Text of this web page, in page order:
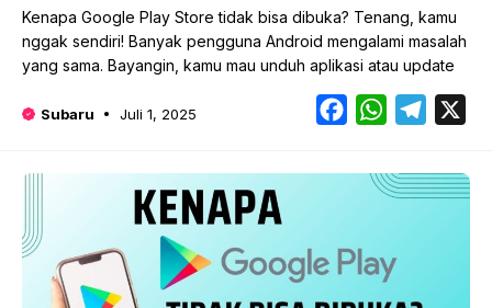
Kenapa Google Play Store tidak bisa dibuka? Tenang, kamu
nggak sendiri! Banyak pengguna Android mengalami masalah
yang sama. Bayangin, kamu mau unduh aplikasi atau update
Subaru Juli 1, 2025 FacebookWhatsApp